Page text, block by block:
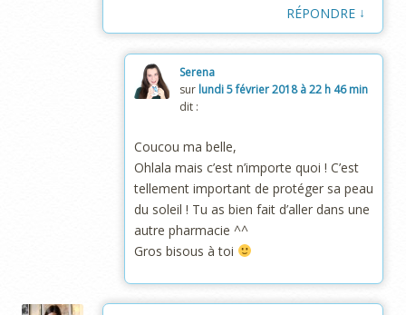
RÉPONDRE ↓
Serena
sur lundi 5 février 2018 à 22 h 46 min
dit :
Coucou ma belle,
Ohlala mais c’est n’importe quoi ! C’est
tellement important de protéger sa peau
du soleil ! Tu as bien fait d’aller dans une
autre pharmacie ^^
Gros bisous à toi